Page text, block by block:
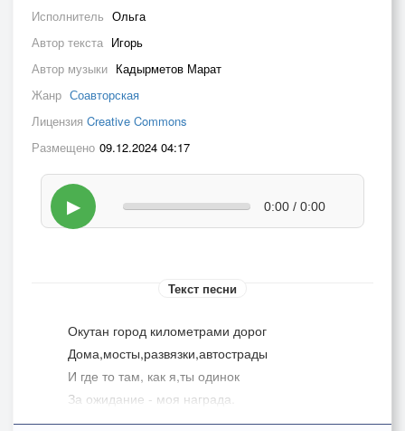
Исполнитель Ольга
Автор текста Игорь
Автор музыки Кадырметов Марат
Жанр Соавторская
Лицензия Creative Commons
Размещено 09.12.2024 04:17
▶ 0:00 / 0:00
Текст песни
Окутан город километрами дорог
Дома,мосты,развязки,автострады
И где то там, как я,ты одинок
За ожидание - моя награда.